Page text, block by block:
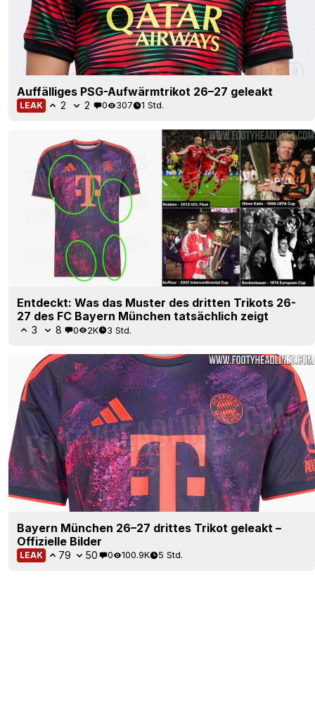
Auffälliges PSG-Aufwärmtrikot 26–27 geleakt
LEAK 2 2 0 307 1 Std.
Entdeckt: Was das Muster des dritten Trikots 26-
27 des FC Bayern München tatsächlich zeigt
3 8 0 2K 3 Std.
Bayern München 26–27 drittes Trikot geleakt –
Offizielle Bilder
LEAK 79 50 0 100.9K 5 Std.